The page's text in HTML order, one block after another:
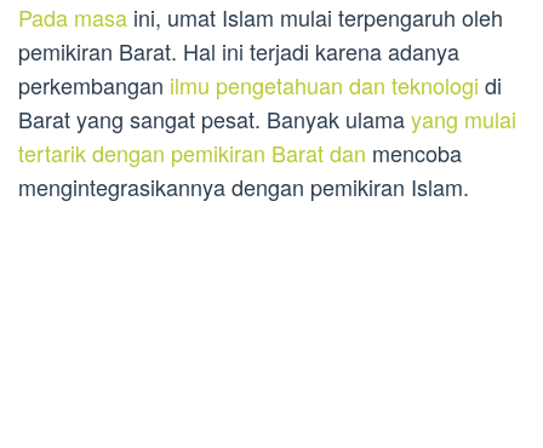
Pada masa ini, umat Islam mulai terpengaruh oleh
pemikiran Barat. Hal ini terjadi karena adanya
perkembangan ilmu pengetahuan dan teknologi di
Barat yang sangat pesat. Banyak ulamayang mulai
tertarik dengan pemikiran Barat dan mencoba
mengintegrasikannya dengan pemikiran Islam.